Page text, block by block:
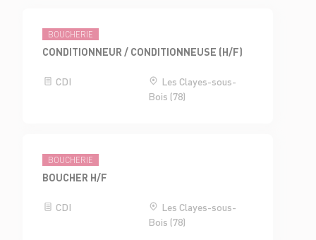
BOUCHERIE
CONDITIONNEUR / CONDITIONNEUSE (H/F)
CDI
Les Clayes-sous-
Bois (78)
BOUCHERIE
BOUCHER H/F
CDI
Les Clayes-sous-
Bois (78)